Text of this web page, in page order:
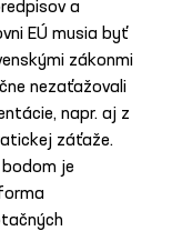
a
EÚ musia byť
zákonmi
nezaťažovali
napr. aj z
záťaže.
je